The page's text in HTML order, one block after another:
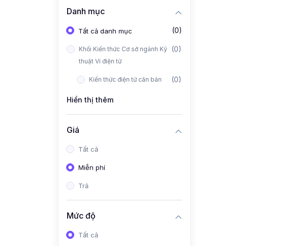
Danh mục
Tất cả danh mục (0)
Khối Kiến thức Cơ sở ngành Kỹ
thuật Vi điện tử
(0)
Kiến thức điện tử căn bản (0)
Hiển thị thêm
Giá
Tất cả
Miễn phí
Trả
Mức độ
Tất cả